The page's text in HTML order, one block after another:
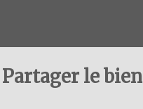
Partager le bien